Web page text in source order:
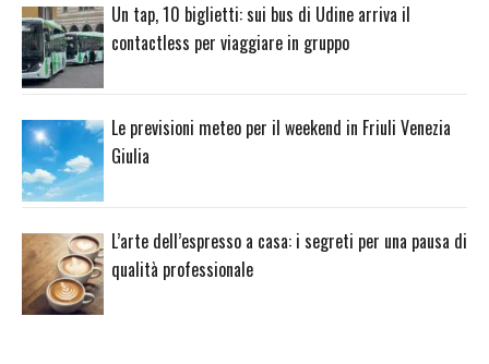
Un tap, 10 biglietti: sui bus di Udine arriva il
contactless per viaggiare in gruppo
Le previsioni meteo per il weekend in Friuli Venezia
Giulia
L’arte dell’espresso a casa: i segreti per una pausa di
qualità professionale